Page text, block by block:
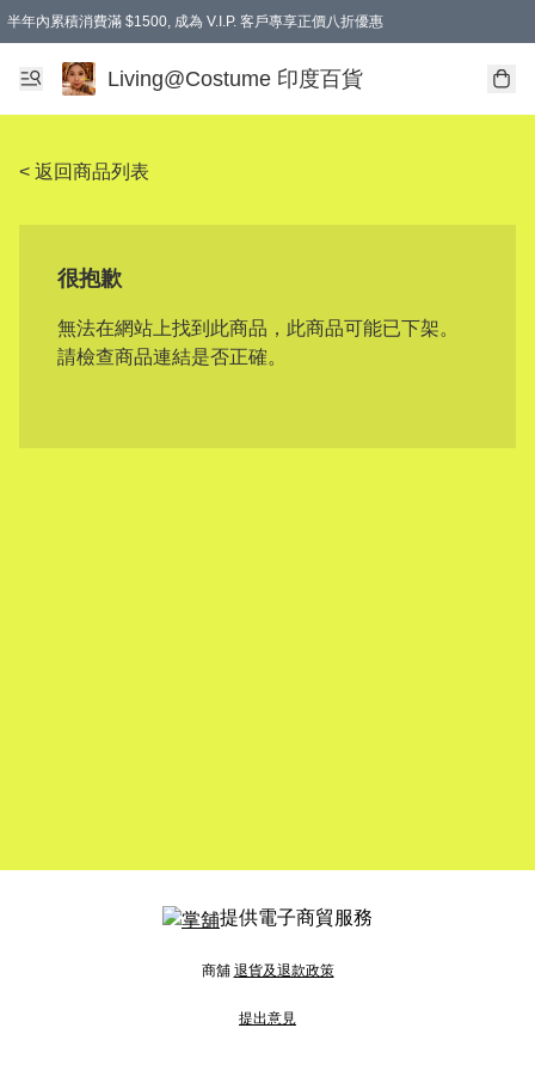
半年內累積消費滿 $1500, 成為 V.I.P. 客戶專享正價八折優惠
滿$600免本地運費
Living@Costume 印度百貨
< 返回商品列表
很抱歉
無法在網站上找到此商品，此商品可能已下架。
請檢查商品連結是否正確。
提供電子商貿服務
商舖 退貨及退款政策
提出意見